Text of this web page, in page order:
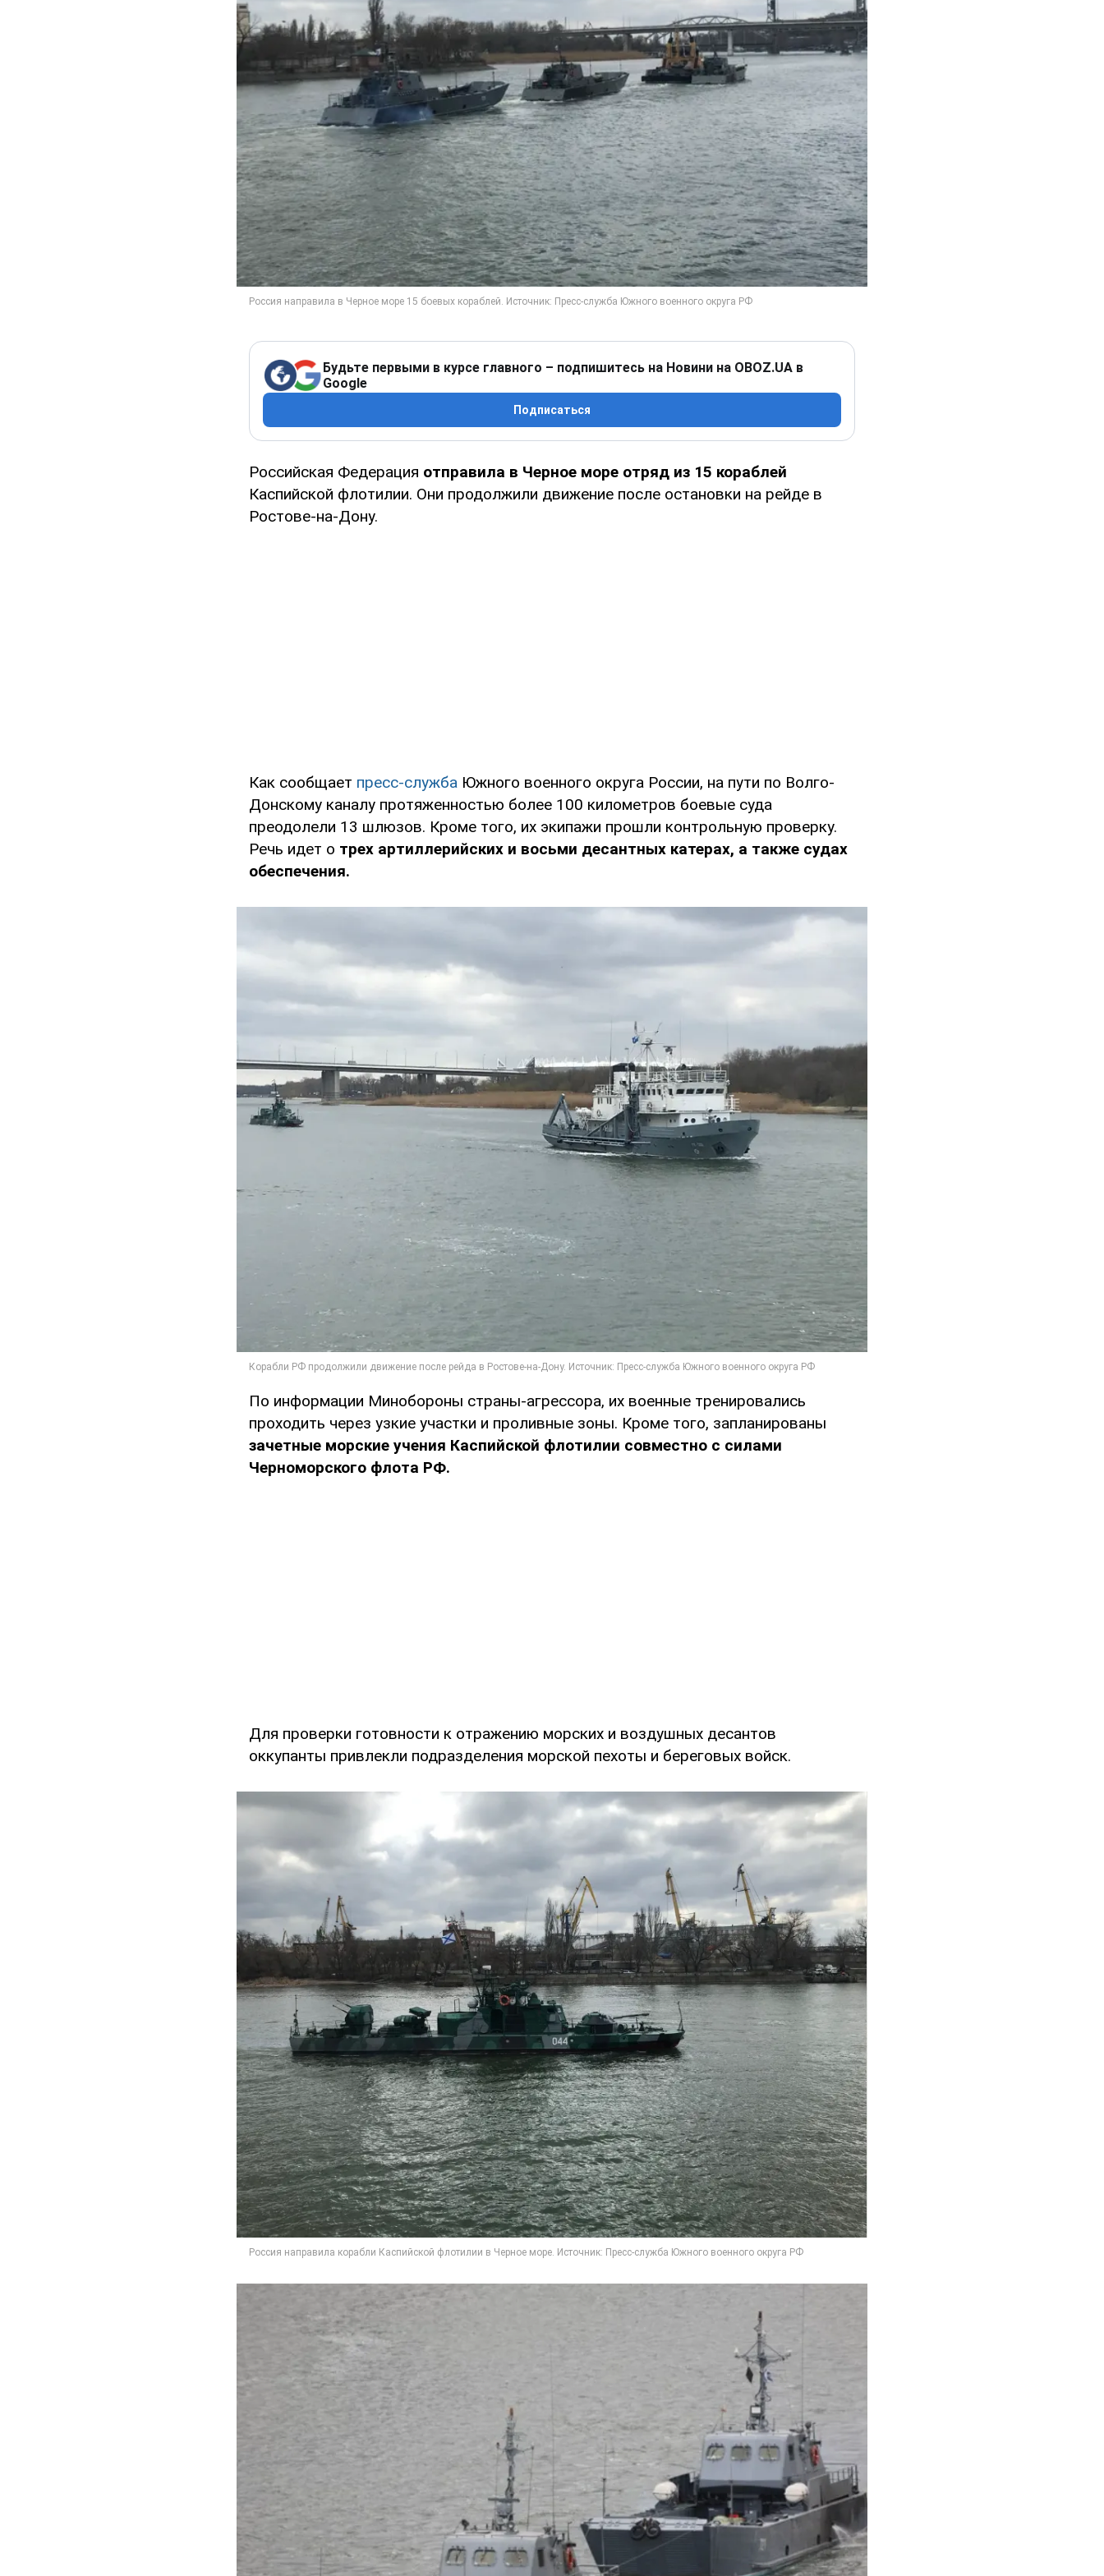
Будьте первыми в курсе главного – подпишитесь на Новини на OBOZ.UA в
Google
Подписаться
Российская Федерация отправила в Черное море отряд из 15 кораблей
Каспийской флотилии. Они продолжили движение после остановки на рейде в
Ростове-на-Дону.
Как сообщает пресс-служба Южного военного округа России, на пути по Волго-
Донскому каналу протяженностью более 100 километров боевые суда
преодолели 13 шлюзов. Кроме того, их экипажи прошли контрольную проверку.
Речь идет о трех артиллерийских и восьми десантных катерах, а также судах
обеспечения.
По информации Минобороны страны-агрессора, их военные тренировались
проходить через узкие участки и проливные зоны. Кроме того, запланированы
зачетные морские учения Каспийской флотилии совместно с силами
Черноморского флота РФ.
Для проверки готовности к отражению морских и воздушных десантов
оккупанты привлекли подразделения морской пехоты и береговых войск.